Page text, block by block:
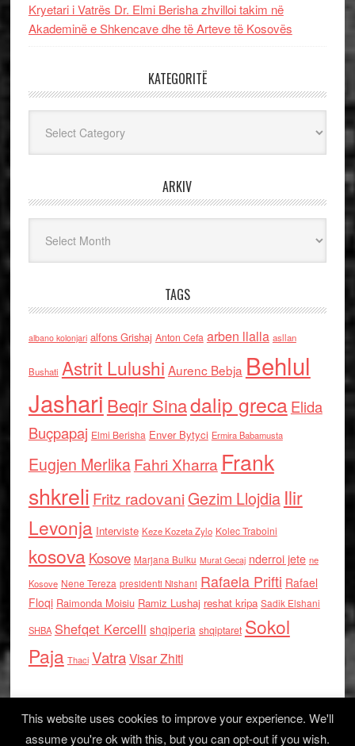
Kryetari i Vatrës Dr. Elmi Berisha zhvilloi takim në
Akademinë e Shkencave dhe të Arteve të Kosovës
KATEGORITË
ARKIV
TAGS
albano kolonjari alfons Grishaj Anton Cefa arben llalla asllan
Bushati Astrit Lulushi Aurenc Bebja Behlul
Jashari Beqir Sinadalip grecaElida
Buçpapaj Elmi Berisha Enver Bytyci Ermira Babamusta
Eugjen MerlikaFahri Xharra Frank
shkreli Fritz radovaniGezim Llojdia Ilir
Levonja Interviste Keze Kozeta Zylo Kolec Traboini
kosova Kosove Marjana Bulku Murat Gecaj nderroi jete ne
Kosove Nene Tereza presidenti Nishani Rafaela Prifti Rafael
Floqi Raimonda Moisiu Ramiz Lushaj reshat kripa Sadik Elshani
SHBA Shefqet Kercelli shqiperia shqiptaret Sokol
Paja Thaci VatraVisar Zhiti
This website uses cookies to improve your experience. We'll
assume you're ok with this, but you can opt-out if you wish.